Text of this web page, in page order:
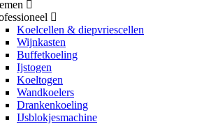
Koelcellen & diepvriescellen
Wijnkasten
Buffetkoeling
Ijstogen
Koeltogen
Wandkoelers
Drankenkoeling
IJsblokjesmachine